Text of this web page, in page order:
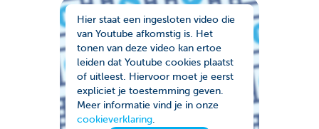
Hier staat een ingesloten video die
van Youtube afkomstig is. Het
tonen van deze video kan ertoe
leiden dat Youtube cookies plaatst
of uitleest. Hiervoor moet je eerst
expliciet je toestemming geven.
Meer informatie vind je in onze
cookieverklaring.